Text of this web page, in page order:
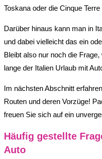
Toskana oder die Cinque Terre
Darüber hinaus kann man in
und dabei vielleicht das ein
Bleibt also nur noch die
lange der Italien Urlaub mit
Im nächsten Abschnitt
Routen und deren Vorzüge!
freuen Sie sich auf ein
Häufig gestellte
Auto